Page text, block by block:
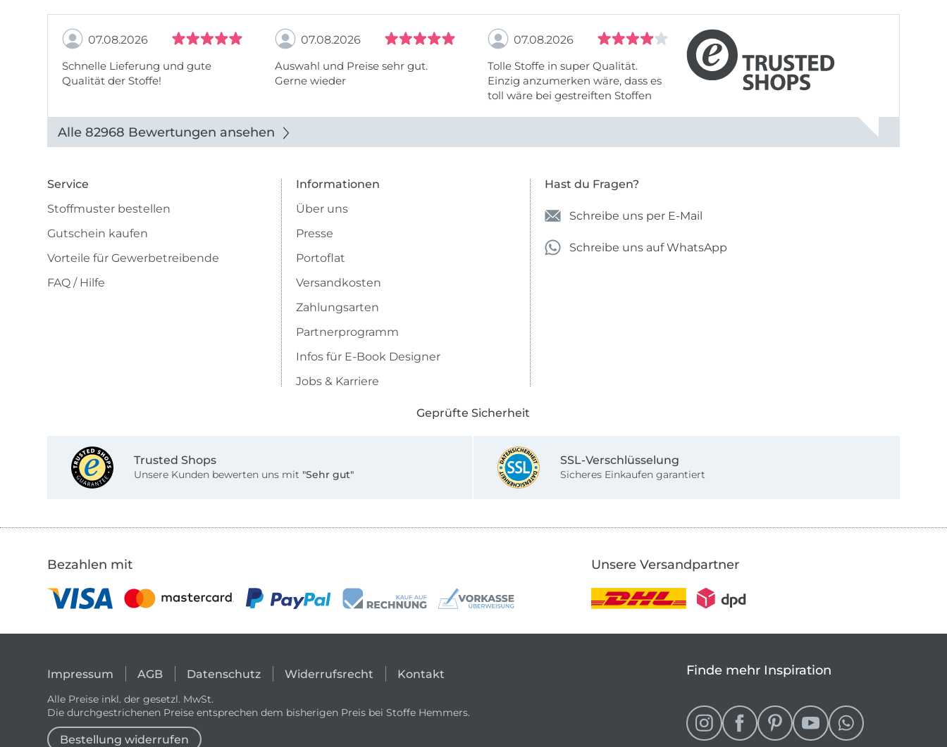
07.08.2026
Schnelle Lieferung und gute
Qualität der Stoffe!
07.08.2026
Auswahl und Preise sehr gut.
Gerne wieder
07.08.2026
Tolle Stoffe in super Qualität.
Einzig anzumerken wäre, dass es
toll wäre bei gestreiften Stoffen
Alle 82968 Bewertungen ansehen
Service
Stoffmuster bestellen
Gutschein kaufen
Vorteile für Gewerbetreibende
FAQ / Hilfe
Informationen
Über uns
Presse
Portoflat
Versandkosten
Zahlungsarten
Partnerprogramm
Infos für E-Book Designer
Jobs & Karriere
Hast du Fragen?
Schreibe uns per E-Mail
Schreibe uns auf WhatsApp
Geprüfte Sicherheit
Trusted Shops
Unsere Kunden bewerten uns mit "Sehr gut"
SSL-Verschlüsselung
Sicheres Einkaufen garantiert
Bezahlen mit Unsere Versandpartner
Impressum AGB Datenschutz Widerrufsrecht Kontakt
Alle Preise inkl. der gesetzl. MwSt.
Die durchgestrichenen Preise entsprechen dem bisherigen Preis bei Stoffe Hemmers.
Bestellung widerrufen
Finde mehr Inspiration